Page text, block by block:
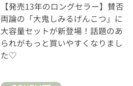
【発売13年のロングセラー】賛否
両論の「大鬼しみるげんこつ」に
大容量セットが新登場！話題のあ
られがもっと買いやすくなりまし
た♡